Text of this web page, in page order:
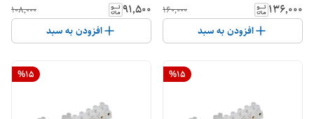
۱۳۶٬۰۰۰ ۱۶۰٬۰۰۰
افزودن به سبد
۹۱٬۵۰۰ ۱۰۸٬۰۰۰
افزودن به سبد
%15
%15